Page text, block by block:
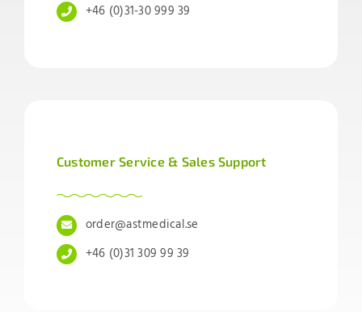
+46 (0)31-30 999 39
Customer Service & Sales Support
order@astmedical.se
+46 (0)31 309 99 39